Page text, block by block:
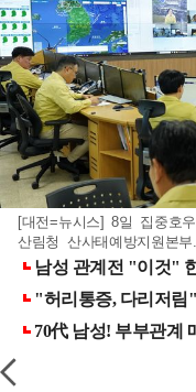
[대전=뉴시스] 8일 집중호
산림청 산사태예방지원본